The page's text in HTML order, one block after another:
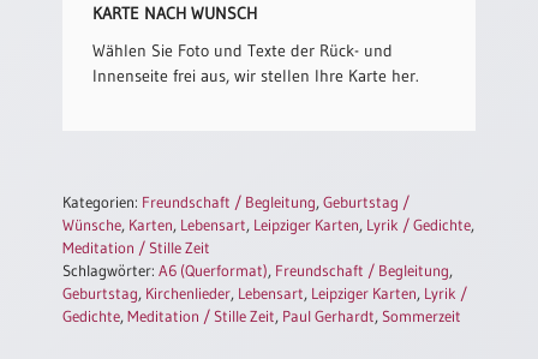
Urkundenscheine
KARTE NACH WUNSCH
Wählen Sie Foto und Texte der Rück- und
Innenseite frei aus, wir stellen Ihre Karte her.
Kategorien: Freundschaft / Begleitung,Geburtstag /
Wünsche, Karten, Lebensart, Leipziger Karten, Lyrik / Gedichte,
Meditation / Stille Zeit
Schlagwörter:A6 (Querformat), Freundschaft / Begleitung,
Geburtstag, Kirchenlieder, Lebensart, Leipziger Karten, Lyrik /
Gedichte,Meditation / Stille Zeit, Paul Gerhardt, Sommerzeit